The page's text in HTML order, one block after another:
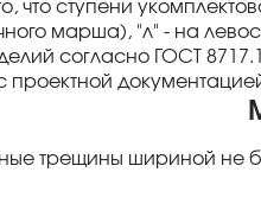
что ступени
марша), "л" - на
согласно ГОСТ
проектной
трещины шириной не